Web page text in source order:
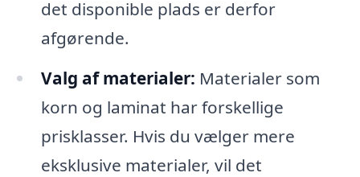
det disponible plads er derfor
afgørende.
Valg af materialer: Materialer som
korn og laminat har forskellige
prisklasser. Hvis du vælger mere
eksklusive materialer, vil det